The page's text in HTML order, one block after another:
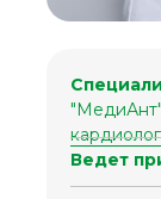
Ведет